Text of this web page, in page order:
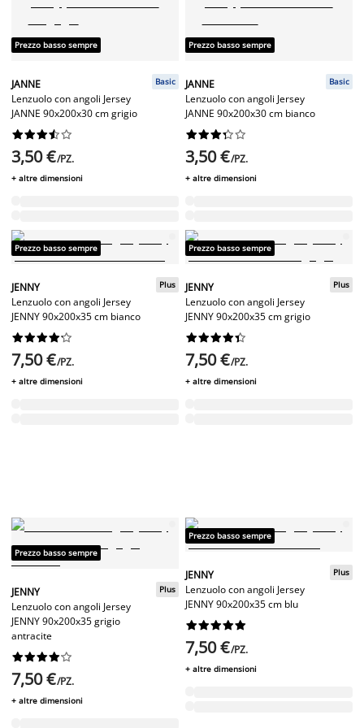
Prezzo basso sempre
JANNE
Lenzuolo con angoli Jersey
JANNE 90x200x30 cm grigio
Basic






3,50 €/PZ.
+ altre dimensioni
Prezzo basso sempre
JANNE
Lenzuolo con angoli Jersey
JANNE 90x200x30 cm bianco
Basic






3,50 €/PZ.
+ altre dimensioni
Prezzo basso sempre
JENNY
Lenzuolo con angoli Jersey
JENNY 90x200x35 cm bianco
Plus






7,50 €/PZ.
+ altre dimensioni
Prezzo basso sempre
JENNY
Lenzuolo con angoli Jersey
JENNY 90x200x35 cm grigio
Plus






7,50 €/PZ.
+ altre dimensioni
Prezzo basso sempre
JENNY
Lenzuolo con angoli Jersey
JENNY 90x200x35 grigio
antracite
Plus






7,50 €/PZ.
+ altre dimensioni
Prezzo basso sempre
JENNY
Lenzuolo con angoli Jersey
JENNY 90x200x35 cm blu
Plus






7,50 €/PZ.
+ altre dimensioni